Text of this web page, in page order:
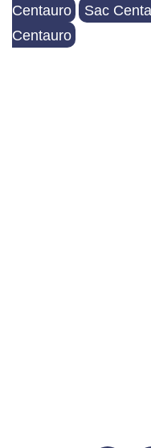
Centauro
Sac
Centauro